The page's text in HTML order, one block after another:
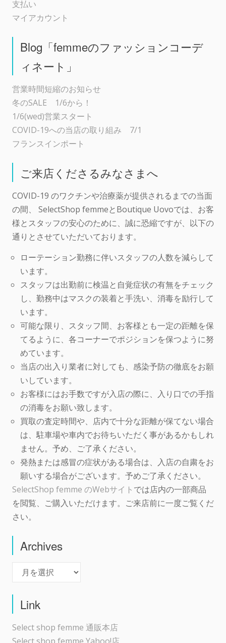
支払い
マイアカウント
Blog「femmeのファッションコーデ
ィネート」
営業時間短縮のお知らせ
冬のSALE 1/6から！
1/6(wed)営業スタート
COVID-19への当店の取り組み 7/1
フランスインポート
ご来店くださるみなさまへ
COVID-19 のワクチンや治療薬が提供されるまでの当面
の間、 SelectShop femmeとBoutique Uovoでは、お客
様とスタッフの安心のために、誠に恐縮ですが、以下の
通りとさせていただいております。
ローテーション勤務に伴いスタッフの人数を減らして
います。
スタッフは出勤前に検温と自覚症状の有無をチェック
し、勤務中はマスクの装着と手洗い、消毒を励行して
います。
可能な限り、スタッフ間、お客様とも一定の距離を保
てるように、各コーナーでポジションを保つように努
めています。
当店の出入り業者に対しても、感染予防の徹底をお願
いしています。
お客様にはお手数ですが入店の際に、入り口での手指
の消毒をお願い致します。
買取の査定時間や、店内で十分な距離が保てない場合
は、駐車場や車内でお待ちいただく事があるかもしれ
ません。予め、ご了承ください。
発熱または感冒の症状がある場合は、入店の自粛をお
願いする場合がございます。予めご了承ください。
SelectShop femme のWebサイト では店内の一部商品
を閲覧、ご購入いただけます。ご来店前に一度ご覧くだ
さい。
Archives
Link
Select shop femme 通販本店